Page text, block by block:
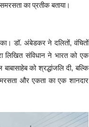
का प्रतीक बताया।
डॉ. अंबेडकर ने दलितों, वंचितों
लिखित संविधान ने भारत को एक
को श्रद्धांजलि दी, बल्कि
और एकता का एक शानदार